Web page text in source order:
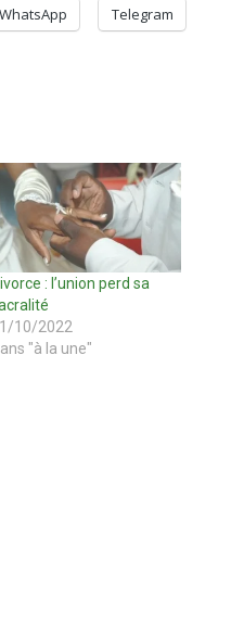
WhatsApp Telegram
: l’union perd sa
10/2022
"à la une"